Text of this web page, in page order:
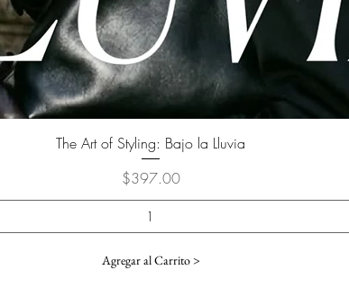
Vista rápida
The Art of Styling: Bajo la Lluvia
Precio
$397.00
Agregar al Carrito >